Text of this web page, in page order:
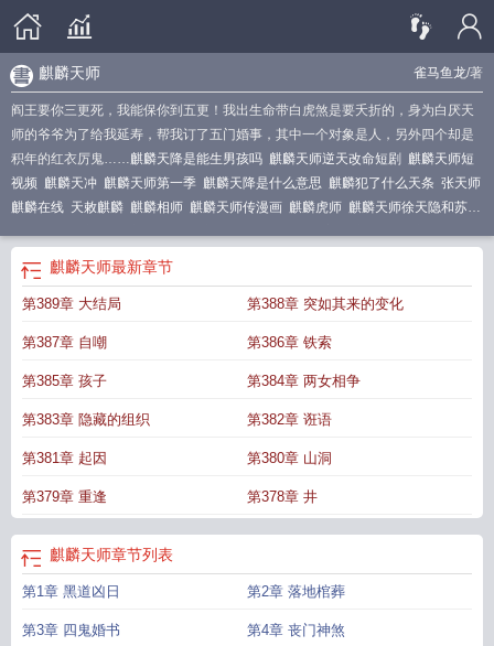
雀马鱼龙/著
麒麟天师
阎王要你三更死，我能保你到五更！我出生命带白虎煞是要夭折的，身为白厌天
师的爷爷为了给我延寿，帮我订了五门婚事，其中一个对象是人，另外四个却是
积年的红衣厉鬼……麒麟天降是能生男孩吗 麒麟天师逆天改命短剧 麒麟天师短
视频 麒麟天冲 麒麟天师第一季 麒麟天降是什么意思 麒麟犯了什么天条 张天师
麒麟在线 天敕麒麟 麒麟相师 麒麟天师传漫画 麒麟虎师 麒麟天师徐天隐和苏
后爆红了短剧
麒麟天师苏阳
线观看
么麒麟有徒弟麒麟天君 麒麟天书木雕图片麒麟大师麒麟祖师爷是谁
思麒麟天师下山 麒天麟战 麒麟开天麒麟师是干什么的
师短视频在哪看
张天师之麒麟在线麒麟师傅
一季麒麟天师视频麒麟天君是谁 麒麟吐天书麒麟天师徐天
道士图 麒麟是天庭谁的坐骑 麒麟大仙是谁龙虎天师麒麟
麒麟天师最新章节
第389章 大结局 第388章 突如其来的变化
第387章 自嘲 第386章 铁索
第385章 孩子 第384章 两女相争
第383章 隐藏的组织 第382章 诳语
第381章 起因 第380章 山洞
第379章 重逢 第378章 井
麒麟天师章节列表
第1章 黑道凶日 第2章 落地棺葬
第3章 四鬼婚书 第4章 丧门神煞